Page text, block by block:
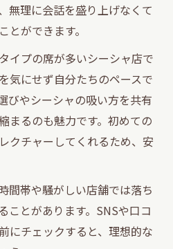
無理に会話を盛り上げなくて
とができます。
イプの席が多いシーシャ店で
気にせず自分たちのペースで
びやシーシャの吸い方を共有
まるのも魅力です。初めての
クチャーしてくれるため、安
間帯や騒がしい店舗では落ち
ことがあります。SNSや口コ
にチェックすると、理想的な